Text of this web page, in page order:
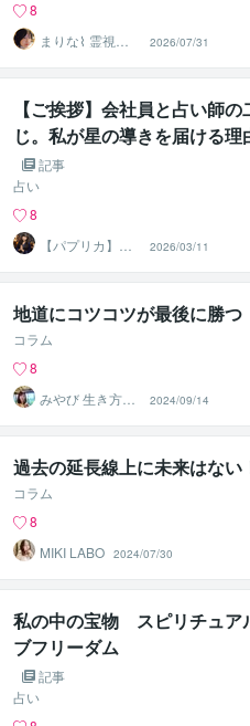
8
まりな⌇ 霊視鑑
定士
2026/07/31
【ご挨拶】会社員と占い師の
じ。私が星の導きを届ける理
記事
占い
8
【パプリカ】東
洋×西洋で導く鑑
定士
2026/03/11
地道にコツコツが最後に勝つ
コラム
8
みやび 生き方デ
ザイナー
2024/09/14
過去の延長線上に未来はない
コラム
8
MIKI LABO 2024/07/30
私の中の宝物 スピリチュア
ブフリーダム
記事
占い